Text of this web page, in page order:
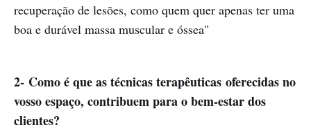
recuperação de lesões, como quem quer apenas ter uma
boa e durável massa muscular e óssea"
2- Como é que as técnicas terapêuticas oferecidas no
vosso espaço, contribuem para o bem-estar dos
clientes?